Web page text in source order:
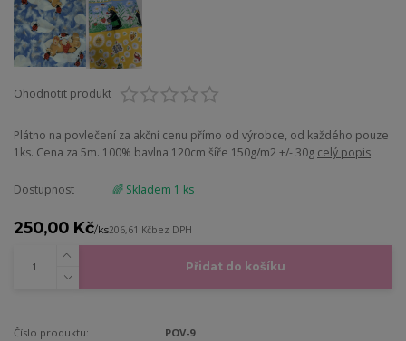
Ohodnotit produkt
Plátno na povlečení za akční cenu přímo od výrobce, od každého pouze
1ks. Cena za 5m. 100% bavlna 120cm šíře 150g/m2 +/- 30g celý popis
Dostupnost 🌈 Skladem 1 ks
250,00 Kč/ks206,61 Kčbez DPH
Přidat do košíku
Číslo produktu:
POV-9